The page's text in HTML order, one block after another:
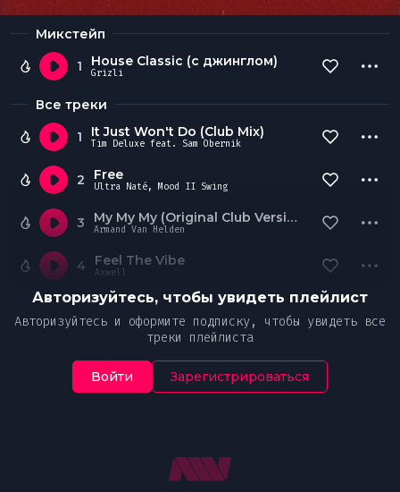
Микстейп
1
House Classic (с джинглом)
Grizli
Все треки
1
It Just Won't Do (Club Mix)
Tim Deluxe feat. Sam Obernik
2 Free
Ultra Naté, Mood II Swing
3 My My My (Original Club Version)
Armand Van Helden
4 Feel The Vibe
Axwell
Авторизуйтесь, чтобы увидеть плейлист
Авторизуйтесь и оформите подписку, чтобы увидеть все
треки плейлиста
Войти Зарегистрироваться